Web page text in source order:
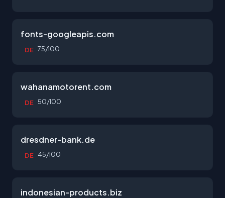
fonts-googleapis.com
DE 75/100
wahanamotorent.com
DE 50/100
dresdner-bank.de
DE 45/100
indonesian-products.biz